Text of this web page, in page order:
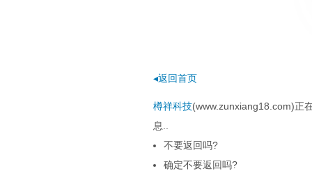
◂返回首页
樽祥科技(www.zunxiang18.com)正
息..
不要返回吗?
确定不要返回吗?